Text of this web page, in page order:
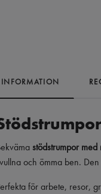
INFORMATION
stödstrumpor
och ömma ben.
för arbete, resor,